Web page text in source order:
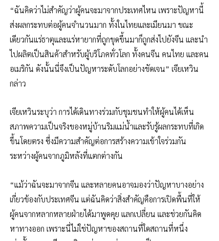
“ฉันคิดว่าไม่สำคัญว่าผู้คนจะมาจากประเทศไหน เพราะปัญหานี้
ส่งผลกระทบต่อผู้คนจำนวนมาก ทั้งในไทยและเมียนมา ขณะ
เดียวกันแร่ธาตุและแร่หายากที่ถูกขุดขึ้นมาก็ถูกส่งไปยังจีน และนำ
ไปผลิตเป็นสินค้าสำหรับผู้บริโภคทั่วโลก ทั้งคนจีน คนไทย และคน
อเมริกัน ดังนั้นนี่จึงเป็นปัญหาระดับโลกอย่างชัดเจน” เจียเหวิน
กล่าว
เจียเหวินระบุว่า การได้เดินทางร่วมกับชุมชนทำให้ผู้คนได้เห็น
สภาพความเป็นจริงของหมู่บ้านริมแม่น้ำและรับรู้ผลกระทบที่เกิด
ขึ้นโดยตรง ซึ่งมีความสำคัญต่อการสร้างความเข้าใจร่วมกัน
ระหว่างผู้คนจากภูมิหลังที่แตกต่างกัน
“แม้ว่าฉันจะมาจากจีน และหลายคนอาจมองว่าปัญหาบางอย่าง
เกี่ยวข้องกับประเทศจีน แต่ฉันคิดว่าสิ่งสำคัญคือการเปิดพื้นที่ให้
ผู้คนจากหลากหลายฝ่ายได้มาพูดคุย แลกเปลี่ยน และช่วยกันคิด
หาทางออก เพราะนี่ไม่ใช่ปัญหาของสถานที่ใดสถานที่หนึ่ง